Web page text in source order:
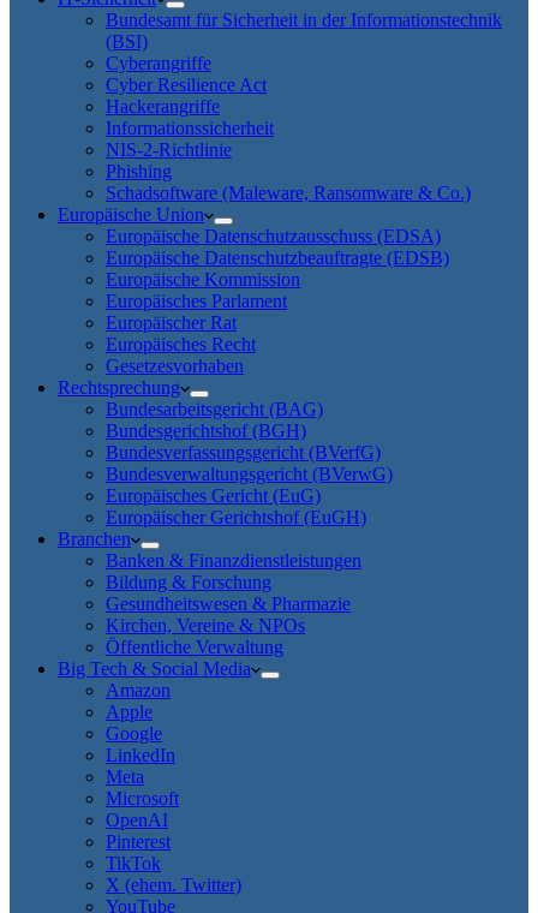
Bundesamt für Sicherheit in der Informationstechnik
(BSI)
Cyberangriffe
Cyber Resilience Act
Hackerangriffe
Informationssicherheit
NIS-2-Richtlinie
Phishing
Schadsoftware (Maleware, Ransomware & Co.)
Europäische Union
Europäische Datenschutzausschuss (EDSA)
Europäische Datenschutzbeauftragte (EDSB)
Europäische Kommission
Europäisches Parlament
Europäischer Rat
Europäisches Recht
Gesetzesvorhaben
Rechtsprechung
Bundesarbeitsgericht (BAG)
Bundesgerichtshof (BGH)
Bundesverfassungsgericht (BVerfG)
Bundesverwaltungsgericht (BVerwG)
Europäisches Gericht (EuG)
Europäischer Gerichtshof (EuGH)
Branchen
Banken & Finanzdienstleistungen
Bildung & Forschung
Gesundheitswesen & Pharmazie
Kirchen, Vereine & NPOs
Öffentliche Verwaltung
Big Tech & Social Media
Amazon
Apple
Google
LinkedIn
Meta
Microsoft
OpenAI
Pinterest
TikTok
X (ehem. Twitter)
YouTube